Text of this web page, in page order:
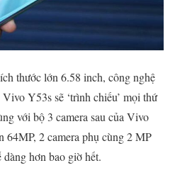
thước lớn 6.58 inch, công nghệ
Y53s sẽ ‘trình chiếu’ mọi thứ
với bộ 3 camera sau của Vivo
64MP, 2 camera phụ cùng 2 MP
hơn bao giờ hết.